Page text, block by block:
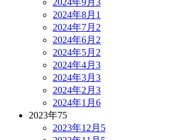
2024年9月 3
2024年8月 1
2024年7月 2
2024年6月 2
2024年5月 2
2024年4月 3
2024年3月 3
2024年2月 3
2024年1月 6
2023年75
2023年12月 5